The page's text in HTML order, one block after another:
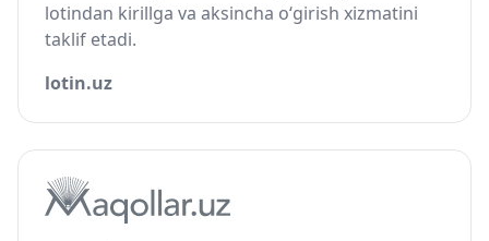
lotindan kirillga va aksincha o‘girish xizmatini
taklif etadi.
lotin.uz